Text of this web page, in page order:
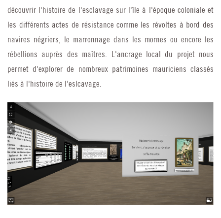
découvrir l'histoire de l'esclavage sur l'île à l'époque coloniale et
les différents actes de résistance comme les révoltes à bord des
navires négriers, le marronnage dans les mornes ou encore les
rébellions auprès des maîtres. L'ancrage local du projet nous
permet d'explorer de nombreux patrimoines mauriciens classés
liés à l'histoire de l'eslcavage.